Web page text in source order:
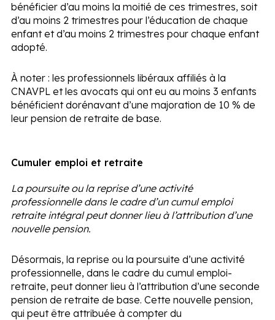
bénéficier d’au moins la moitié de ces trimestres, soit
d’au moins 2 trimestres pour l’éducation de chaque
enfant et d’au moins 2 trimestres pour chaque enfant
adopté.
À noter : les professionnels libéraux affiliés à la
CNAVPL et les avocats qui ont eu au moins 3 enfants
bénéficient dorénavant d’une majoration de 10 % de
leur pension de retraite de base.
Cumuler emploi et retraite
La poursuite ou la reprise d’une activité
professionnelle dans le cadre d’un cumul emploi
retraite intégral peut donner lieu à l’attribution d’une
nouvelle pension.
Désormais, la reprise ou la poursuite d’une activité
professionnelle, dans le cadre du cumul emploi-
retraite, peut donner lieu à l’attribution d’une seconde
pension de retraite de base. Cette nouvelle pension,
qui peut être attribuée à compter du